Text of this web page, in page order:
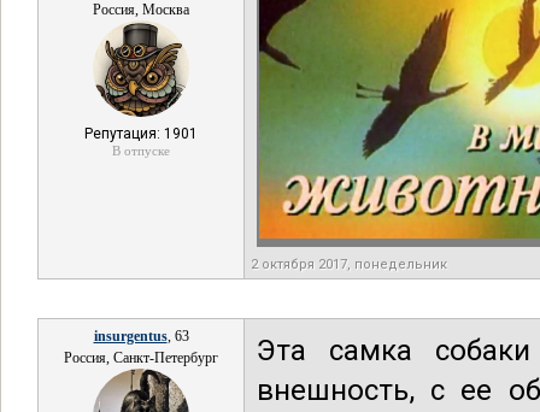
Россия, Москва
Репутация: 1901
В отпуске
2 октября 2017, понедельник
insurgentus, 63
Россия, Санкт-Петербург
Эта самка
внешность, с ее